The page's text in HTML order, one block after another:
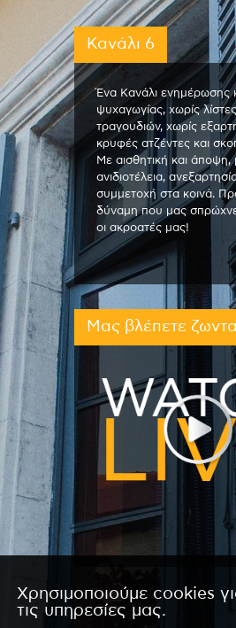
Κανάλι 6
Ένα Κανάλι ενημέρωσης
ψυχαγωγίας, χωρίς λίστες
τραγουδιών, χωρίς
κρυφές ατζέντες και
Με αισθητική και άποψη,
ανιδιοτέλεια,
συμμετοχή στα κοινά.
δύναμη που μας
οι ακροατές μας!
Μας βλέπετε
Χρησιμοποιούμε cookies
τις υπηρεσίες μας.